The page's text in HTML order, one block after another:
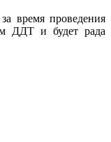
время проведения
ДДТ и будет рада